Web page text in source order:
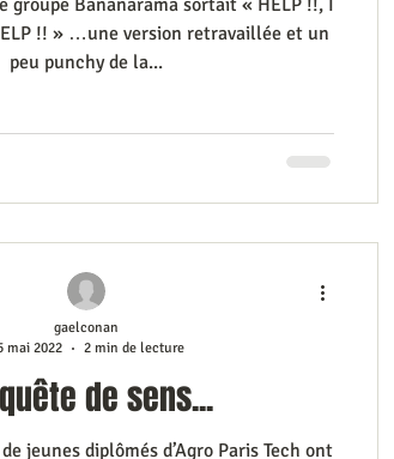
!! » …une version retravaillée et un
peu punchy de la...
de sens...
jeunes diplômés d’Agro Paris Tech ont
gaelconan
mai 2022
2 min de lecture